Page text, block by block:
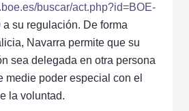
buscar/act.php?id=BOE-
a su regulación. De forma
Navarra permite que su
sea delegada en otra persona
medie poder especial con el
la voluntad.